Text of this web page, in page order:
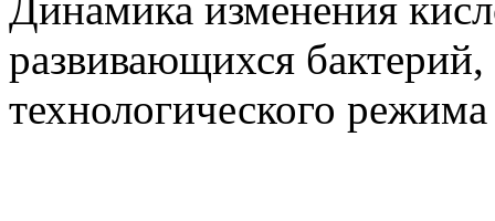
развивающихся бактерий,
технологического